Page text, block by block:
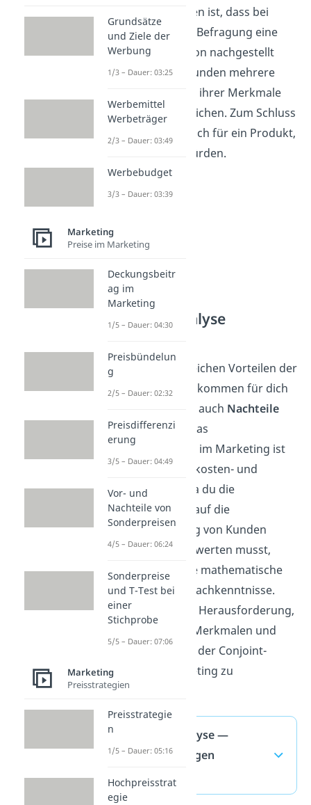
zu merken ist, dass bei
dieser indirekten Befragung eine
echte Kaufsituation nachgestellt
wird, in der die Kunden mehrere
Produkte anhand ihrer Merkmale
und Preise vergleichen. Zum Schluss
entscheiden sie sich für ein Produkt,
das sie kaufen würden.
Conjoint-Analyse
Nachteile
Neben den zahlreichen Vorteilen der
Conjoint Analyse, kommen für dich
als Unternehmen auch Nachteile
zum Vorschein. Das
Analyseverfahren im Marketing ist
nämlich ziemlich kosten- und
zeitaufwendig. Da du die
Einflussfaktoren auf die
Kaufentscheidung von Kunden
erfassen und auswerten musst,
brauchst du hohe mathematische
und statistische Fachkenntnisse.
Zudem ist es eine Herausforderung,
die Auswahl von Merkmalen und
Ausprägungen in der Conjoint-
Analyse im Marketing zu
priorisieren.
Conjoint Analyse —
häufigste Fragen
(ausklappen)
Grundsätze
und Ziele der
Werbung
1/3 – Dauer: 03:25
Werbemittel
Werbeträger
2/3 – Dauer: 03:49
Werbebudget
3/3 – Dauer: 03:39
Marketing
Preise im Marketing
Deckungsbeitr
ag im
Marketing
1/5 – Dauer: 04:30
Preisbündelun
g
2/5 – Dauer: 02:32
Preisdifferenzi
erung
3/5 – Dauer: 04:49
Vor- und
Nachteile von
Sonderpreisen
4/5 – Dauer: 06:24
Sonderpreise
und T-Test bei
einer
Stichprobe
5/5 – Dauer: 07:06
Marketing
Preisstrategien
Preisstrategie
n
1/5 – Dauer: 05:16
Hochpreisstrat
egie